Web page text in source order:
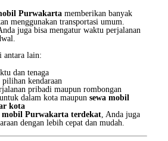
Purwakarta memberikan banyak
menggunakan transportasi umum.
juga bisa mengatur waktu perjalanan
antara lain:
dan tenaga
pilihan kendaraan
pribadi maupun rombongan
dalam kota maupun sewa mobil
kota
Purwakarta terdekat , Anda juga
dengan lebih cepat dan mudah.